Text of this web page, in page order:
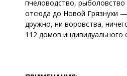
пчеловодство,
отсюда до Новой Грязнухи
дружно, ни воровства,
112 домов индивидуального